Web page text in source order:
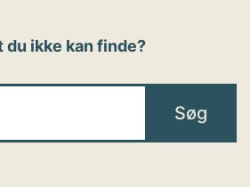
du ikke kan finde?